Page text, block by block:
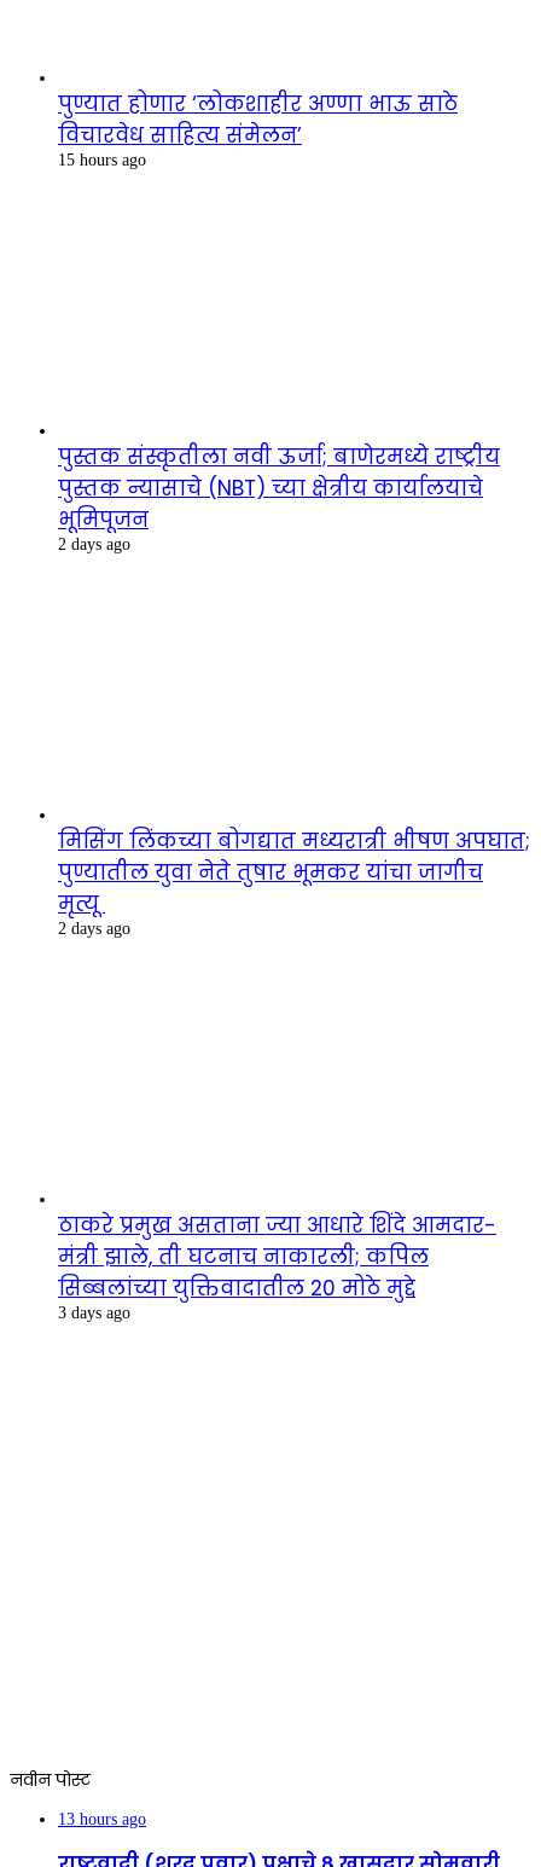
पुण्यात होणार ‘लोकशाहीर अण्णा भाऊ साठे
विचारवेध साहित्य संमेलन’
15 hours ago
पुस्तक संस्कृतीला नवी ऊर्जा; बाणेरमध्ये राष्ट्रीय
पुस्तक न्यासाचे (NBT) च्या क्षेत्रीय कार्यालयाचे
भूमिपूजन
2 days ago
मिसिंग लिंकच्या बोगद्यात मध्यरात्री भीषण अपघात;
पुण्यातील युवा नेते तुषार भूमकर यांचा जागीच
मृत्यू
2 days ago
ठाकरे प्रमुख असताना ज्या आधारे शिंदे आमदार-
मंत्री झाले, ती घटनाच नाकारली; कपिल
सिब्बलांच्या युक्तिवादातील 20 मोठे मुद्दे
3 days ago
नवीन पोस्ट
13 hours ago